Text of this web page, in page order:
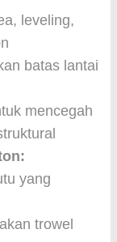
leveling,
batas lantai
mencegah
yang
trowel